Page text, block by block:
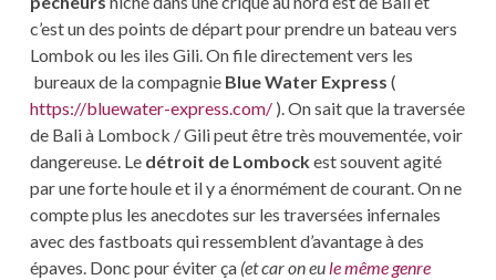
c’est un des points de départ pour prendre un bateau vers
Lombok ou les iles Gili. On file directement vers les
bureaux de la compagnie Blue Water Express (
https://bluewater-express.com/). On sait que la traversée
de Bali à Lombock / Gili peut être très mouvementée, voir
dangereuse. Le détroit de Lombockest souvent agité
par une forte houle et il y a énormément de courant. On ne
compte plus les anecdotes sur les traversées infernales
avec des fastboats qui ressemblent d’avantage à des
épaves. Donc pour éviter ça (et car on eule même genre